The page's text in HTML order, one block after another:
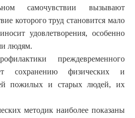
самочувствии вызывают
которого труд становится мало
удовлетворения, особенно
людям.
преждевременного
сохранению физических и
пожилых и старых людей, их
методик наиболее показаны